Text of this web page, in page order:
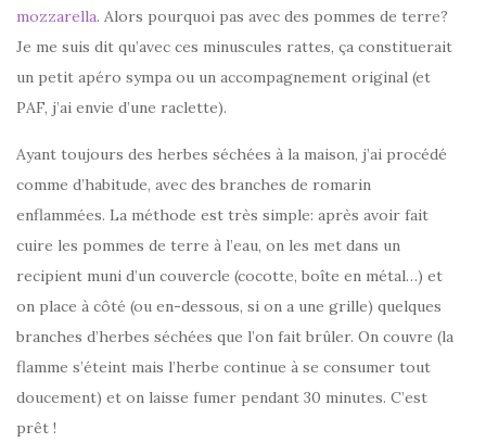
mozzarella. Alors pourquoi pas avec des pommes de terre?
Je me suis dit qu’avec ces minuscules rattes, ça constituerait
un petit apéro sympa ou un accompagnement original (et
PAF, j’ai envie d’une raclette).
Ayant toujours des herbes séchées à la maison, j’ai procédé
comme d’habitude, avec des branches de romarin
enflammées. La méthode est très simple: après avoir fait
cuire les pommes de terre à l’eau, on les met dans un
recipient muni d’un couvercle (cocotte, boîte en métal…) et
on place à côté (ou en-dessous, si on a une grille) quelques
branches d’herbes séchées que l’on fait brûler. On couvre (la
flamme s’éteint mais l’herbe continue à se consumer tout
doucement) et on laisse fumer pendant 30 minutes. C’est
prêt !